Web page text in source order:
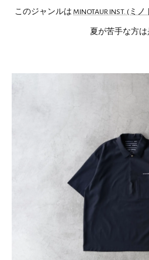
このジャンルは MINOTAUR INST. (ミ
夏が苦手な方は